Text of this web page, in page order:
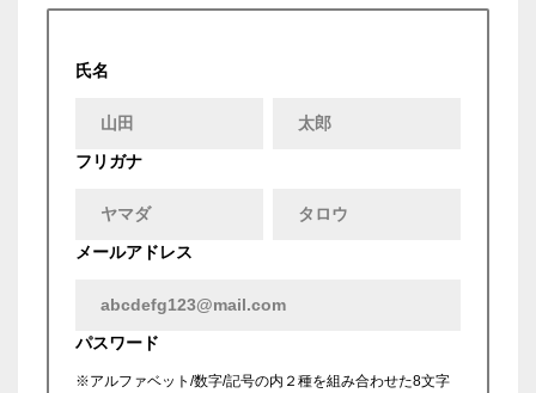
氏名
フリガナ
メールアドレス
パスワード
※アルファベット/数字/記号の内２種を組み合わせた8文字